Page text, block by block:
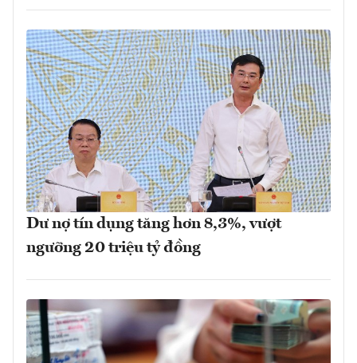
Dư nợ tín dụng tăng hơn 8,3%, vượt
ngưỡng 20 triệu tỷ đồng